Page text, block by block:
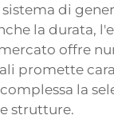
di
la durata,
offre
promette
la
strutture.